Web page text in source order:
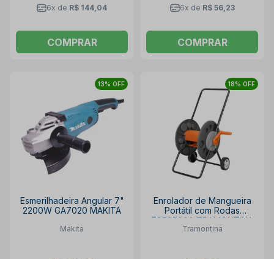
6x de R$ 144,04
COMPRAR
6x de R$ 56,23
COMPRAR
13% OFF
Esmerilhadeira Angular 7"
2200W GA7020 MAKITA
Makita
18% OFF
Enrolador de Mangueira
Portátil com Rodas
78595000 TRAMONTINA
Tramontina